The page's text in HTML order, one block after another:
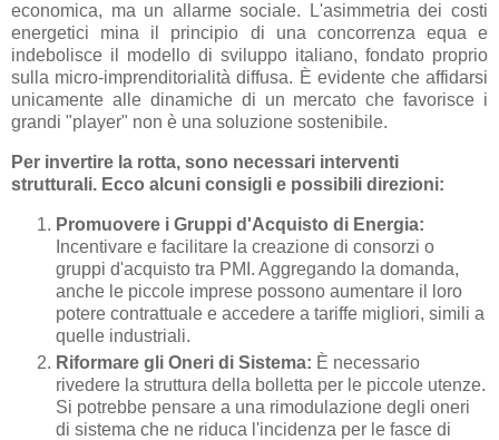
economica, ma un allarme sociale. L'asimmetria dei costi
energetici mina il principio di una concorrenza equa e
indebolisce il modello di sviluppo italiano, fondato proprio
sulla micro-imprenditorialità diffusa. È evidente che affidarsi
unicamente alle dinamiche di un mercato che favorisce i
grandi "player" non è una soluzione sostenibile.
Per invertire la rotta, sono necessari interventi
strutturali. Ecco alcuni consigli e possibili direzioni:
Promuovere i Gruppi d'Acquisto di Energia:
Incentivare e facilitare la creazione di consorzi o
gruppi d'acquisto tra PMI. Aggregando la domanda,
anche le piccole imprese possono aumentare il loro
potere contrattuale e accedere a tariffe migliori, simili a
quelle industriali.
Riformare gli Oneri di Sistema: È necessario
rivedere la struttura della bolletta per le piccole utenze.
Si potrebbe pensare a una rimodulazione degli oneri
di sistema che ne riduca l'incidenza per le fasce di